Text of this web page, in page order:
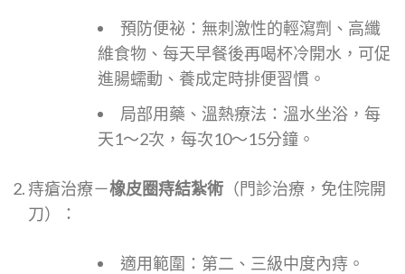
預防便祕：無刺激性的輕瀉劑、高纖
維食物、每天早餐後再喝杯冷開水，可促
進腸蠕動、養成定時排便習慣。
局部用藥、溫熱療法：溫水坐浴，每
天1～2次，每次10～15分鐘。
痔瘡治療－橡皮圈痔結紮術 （門診治療，免住院開
刀）：
適用範圍：第二、三級中度內痔。